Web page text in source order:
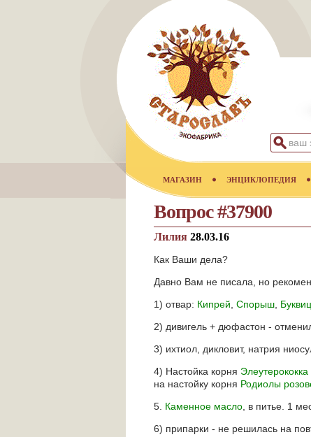
МАГАЗИН ЭНЦИКЛОПЕДИЯ
Вопрос #37900
Лилия 28.03.16
Как Ваши дела?
Давно Вам не писала, но
1) отвар: Кипрей Спорыш
2) дивигель + дюфастон -
3) ихтиол, дикловит, натрия
4) Настойка корня
на настойку корня Родиолы
5. Каменное масло , в питье. 1
6) припарки - не решилась на